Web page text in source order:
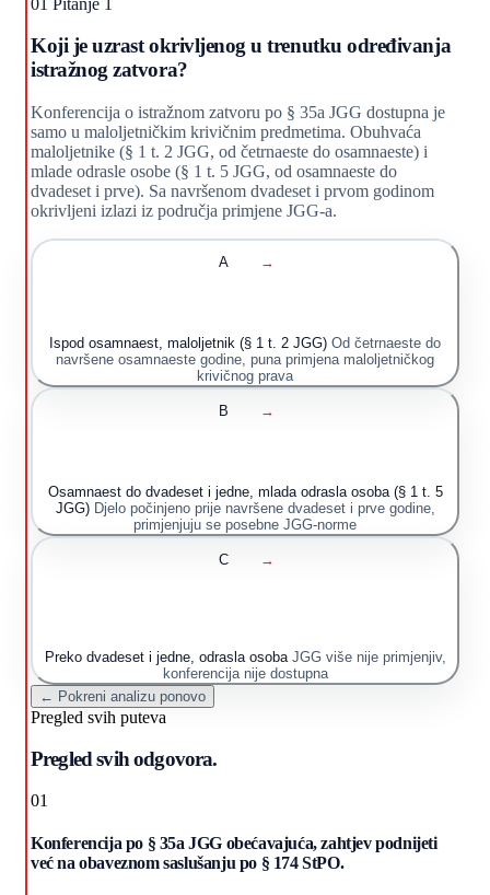
Koji je uzrast okrivljenog u trenutku određivanja
istražnog zatvora?
Konferencija o istražnom zatvoru po § 35a JGG dostupna je
samo u maloljetničkim krivičnim predmetima. Obuhvaća
maloljetnike (§ 1 t. 2 JGG, od četrnaeste do osamnaeste) i
mlade odrasle osobe (§ 1 t. 5 JGG, od osamnaeste do
dvadeset i prve). Sa navršenom dvadeset i prvom godinom
okrivljeni izlazi iz područja primjene JGG-a.
A →
Ispod osamnaest, maloljetnik (§ 1 t. 2 JGG) Od četrnaeste do
navršene osamnaeste godine, puna primjena maloljetničkog
krivičnog prava
B →
Osamnaest do dvadeset i jedne, mlada odrasla osoba (§ 1 t. 5
JGG) Djelo počinjeno prije navršene dvadeset i prve godine,
primjenjuju se posebne JGG-norme
C →
Preko dvadeset i jedne, odrasla osoba JGG više nije primjenjiv,
konferencija nije dostupna
← Pokreni analizu ponovo
Pregled svih puteva
Pregled svih odgovora.
01
Konferencija po § 35a JGG obećavajuća, zahtjev podnijeti
već na obaveznom saslušanju po § 174 StPO.